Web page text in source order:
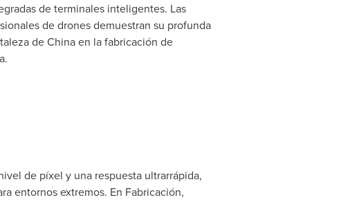
de terminales inteligentes. Las
de drones demuestran su profunda
de China en la fabricación de
de píxel y una respuesta ultrarrápida,
entornos extremos. En Fabricación,